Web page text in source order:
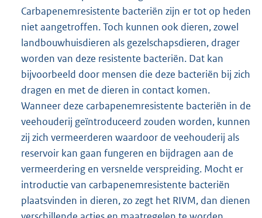
Carbapenems zijn niet geregistreerd en niet
toegelaten voor gebruik in dieren. In de veehouderij
worden carbapenems niet gebruikt.
Carbapenemresistente bacteriën zijn er tot op heden
niet aangetroffen. Toch kunnen ook dieren, zowel
landbouwhuisdieren als gezelschapsdieren, drager
worden van deze resistente bacteriën. Dat kan
bijvoorbeeld door mensen die deze bacteriën bij zich
dragen en met de dieren in contact komen.
Wanneer deze carbapenemresistente bacteriën in de
veehouderij geïntroduceerd zouden worden, kunnen
zij zich vermeerderen waardoor de veehouderij als
reservoir kan gaan fungeren en bijdragen aan de